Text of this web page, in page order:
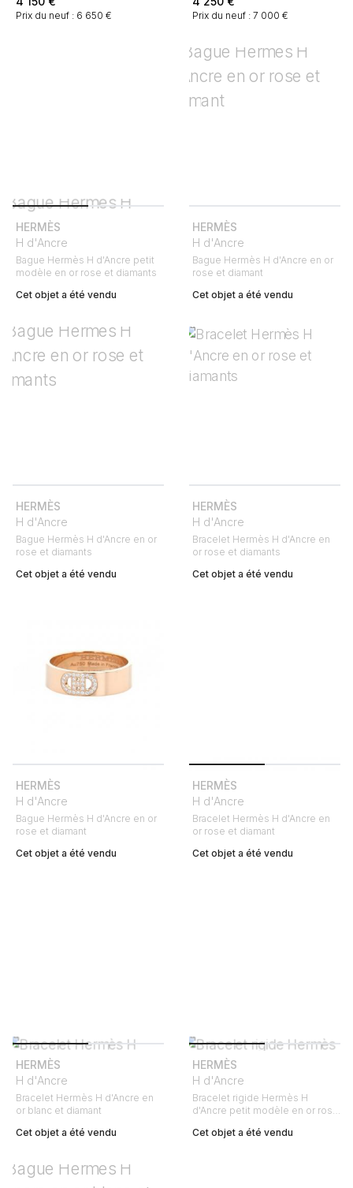
Prix du neuf : 6 650 € Prix du neuf : 7 000 €
HERMÈS
H d'Ancre
Bague Hermès H d'Ancre petit
modèle en or rose et diamants
Cet objet a été vendu
HERMÈS
H d'Ancre
Bague Hermès H d'Ancre en or
rose et diamant
Cet objet a été vendu
HERMÈS
H d'Ancre
Bague Hermès H d'Ancre en or
rose et diamants
Cet objet a été vendu
HERMÈS
H d'Ancre
Bracelet Hermès H d'Ancre en
or rose et diamants
Cet objet a été vendu
HERMÈS
H d'Ancre
Bague Hermès H d'Ancre en or
rose et diamant
Cet objet a été vendu
HERMÈS
H d'Ancre
Bracelet Hermès H d'Ancre en
or rose et diamant
Cet objet a été vendu
HERMÈS
H d'Ancre
Bracelet Hermès H d'Ancre en
or blanc et diamant
Cet objet a été vendu
HERMÈS
H d'Ancre
Bracelet rigide Hermès H
d'Ancre petit modèle en or rose
Cet objet a été vendu